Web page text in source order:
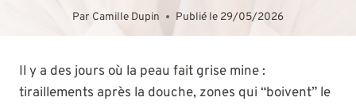
Par Camille Dupin Publié le 29/05/2026
Il y a des jours où la peau fait grise mine :
tiraillements après la douche, zones qui “boivent” le